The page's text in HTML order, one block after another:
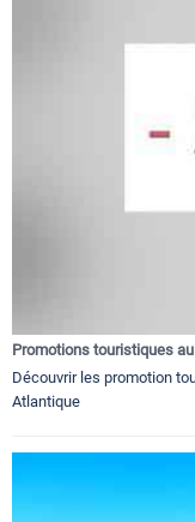
Promotions touristiques
Découvrir les promotion
Atlantique